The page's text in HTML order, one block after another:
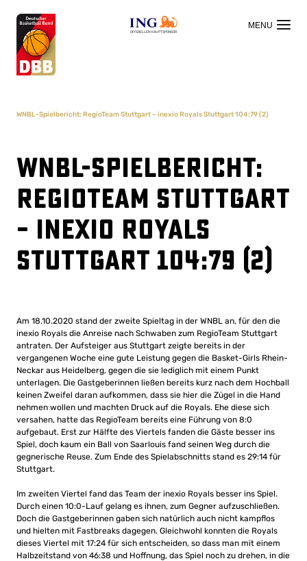
OFFIZIELLER HAUPTSPONSOR
WNBL-Spielbericht: RegioTeam Stuttgart – inexio Royals Stuttgart 104:79 (2)
WNBL-Spielbericht:
RegioTeam Stuttgart
– inexio Royals
Stuttgart 104:79 (2)
Am 18.10.2020 stand der zweite Spieltag in der WNBL an, für den die
inexio Royals die Anreise nach Schwaben zum RegioTeam Stuttgart
antraten. Der Aufsteiger aus Stuttgart zeigte bereits in der
vergangenen Woche eine gute Leistung gegen die Basket-Girls Rhein-
Neckar aus Heidelberg, gegen die sie lediglich mit einem Punkt
unterlagen. Die Gastgeberinnen ließen bereits kurz nach dem Hochball
keinen Zweifel daran aufkommen, dass sie hier die Zügel in die Hand
nehmen wollen und machten Druck auf die Royals. Ehe diese sich
versahen, hatte das RegioTeam bereits eine Führung von 8:0
aufgebaut. Erst zur Hälfte des Viertels fanden die Gäste besser ins
Spiel, doch kaum ein Ball von Saarlouis fand seinen Weg durch die
gegnerische Reuse. Zum Ende des Spielabschnitts stand es 29:14 für
Stuttgart.
Im zweiten Viertel fand das Team der inexio Royals besser ins Spiel.
Durch einen 10:0-Lauf gelang es ihnen, zum Gegner aufzuschließen.
Doch die Gastgeberinnen gaben sich natürlich auch nicht kampflos
und hielten mit Fastbreaks dagegen. Gleichwohl konnten die Royals
dieses Viertel mit 17:24 für sich entscheiden, so dass man mit einem
Halbzeitstand von 46:38 und Hoffnung, das Spiel noch zu drehen, in die